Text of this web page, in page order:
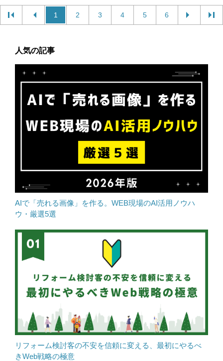
1 2 3 4 5 6
人気の記事
AIで「売れる画像」を作る。WEB現場のAI活用ノウハ
ウ・厳選5選
リフォーム検討客の不安を信頼に変える、最初にやるべ
きWeb戦略の極意